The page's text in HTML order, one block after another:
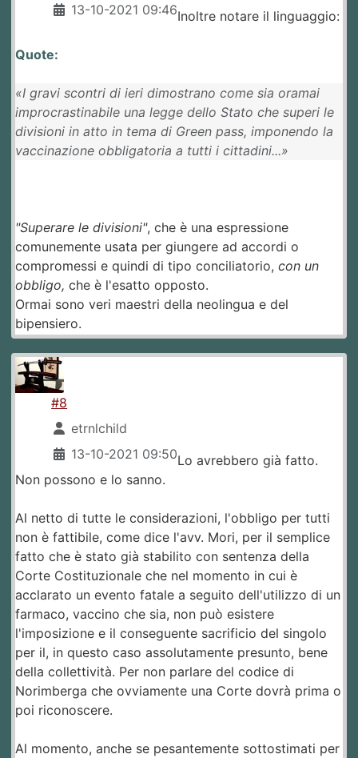
13-10-2021 09:46Inoltre notare il linguaggio:
Quote:
«I gravi scontri di ieri dimostrano come sia oramai
improcrastinabile una legge dello Stato che superi le
divisioni in atto in tema di Green pass, imponendo la
vaccinazione obbligatoria a tutti i cittadini...»
"Superare le divisioni", che è una espressione
comunemente usata per giungere ad accordi o
compromessi e quindi di tipo conciliatorio, con un
obbligo, che è l'esatto opposto.
Ormai sono veri maestri della neolingua e del
bipensiero.
#8
etrnlchild
13-10-2021 09:50Lo avrebbero già fatto.
Non possono e lo sanno.
Al netto di tutte le considerazioni, l'obbligo per tutti
non è fattibile, come dice l'avv. Mori, per il semplice
fatto che è stato già stabilito con sentenza della
Corte Costituzionale che nel momento in cui è
acclarato un evento fatale a seguito dell'utilizzo di un
farmaco, vaccino che sia, non può esistere
l'imposizione e il conseguente sacrificio del singolo
per il, in questo caso assolutamente presunto, bene
della collettività. Per non parlare del codice di
Norimberga che ovviamente una Corte dovrà prima o
poi riconoscere.
Al momento, anche se pesantemente sottostimati per